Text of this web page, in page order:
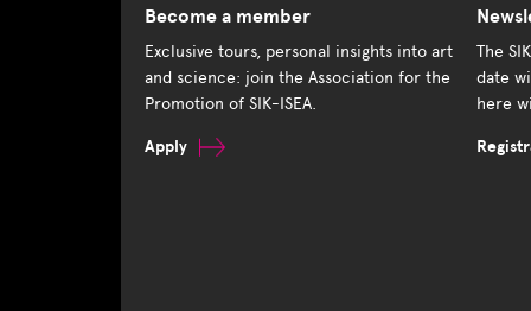
Become a member
Exclusive tours, personal insights into art
and science: join the Association for the
Promotion of SIK-ISEA.
Apply
The
date
here